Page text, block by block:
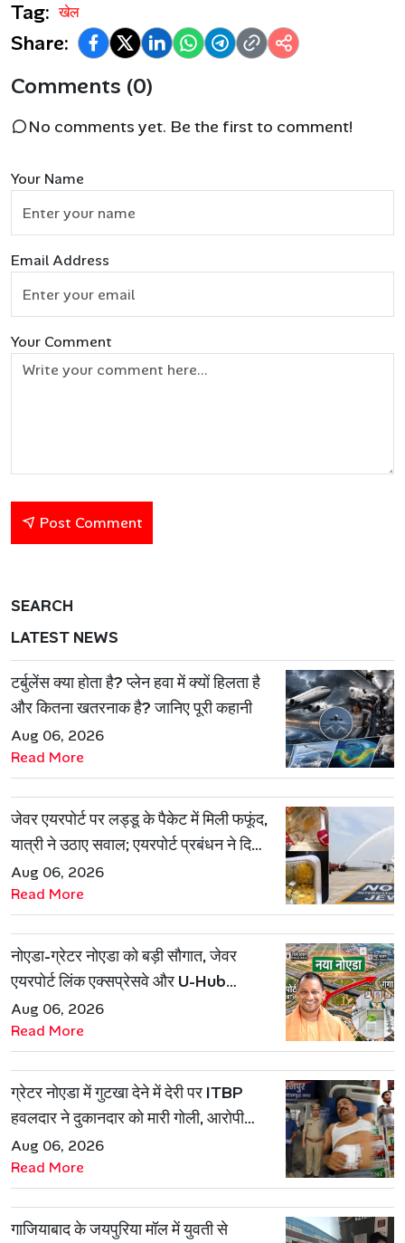
Tag: खेल
Share:
Comments (0)
No comments yet. Be the first to comment!
Your Name
Email Address
Your Comment
Post Comment
SEARCH
LATEST NEWS
टर्बुलेंस क्या होता है? प्लेन हवा में क्यों हिलता है
और कितना खतरनाक है? जानिए पूरी कहानी
Aug 06, 2026
Read More
जेवर एयरपोर्ट पर लड्डू के पैकेट में मिली फफूंद,
यात्री ने उठाए सवाल; एयरपोर्ट प्रबंधन ने दिया
जवाब
Aug 06, 2026
Read More
नोएडा-ग्रेटर नोएडा को बड़ी सौगात, जेवर
एयरपोर्ट लिंक एक्सप्रेसवे और U-Hub
प्रोजेक्ट को मिली मंजूरी
Aug 06, 2026
Read More
ग्रेटर नोएडा में गुटखा देने में देरी पर ITBP
हवलदार ने दुकानदार को मारी गोली, आरोपी
गिरफ्तार
Aug 06, 2026
Read More
गाजियाबाद के जयपुरिया मॉल में युवती से